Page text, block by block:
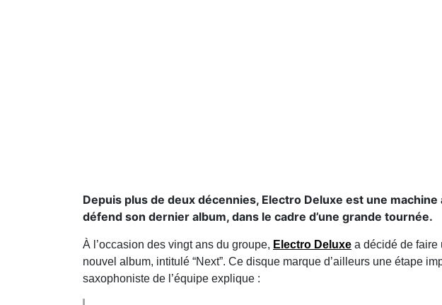
Depuis plus de deux décennies, Electro Deluxe est une
défend son dernier album, dans le cadre d’une grande tournée.
À l’occasion des vingt ans du groupe, Electro Deluxe a décidé de faire
nouvel album, intitulé “Next”. Ce disque marque d’ailleurs une étape
saxophoniste de l’équipe explique :